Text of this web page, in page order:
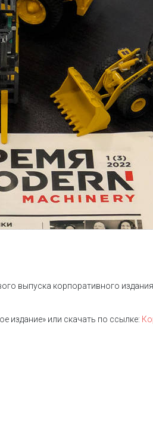
выпуска корпоративного
издание» или скачать по ссылке: